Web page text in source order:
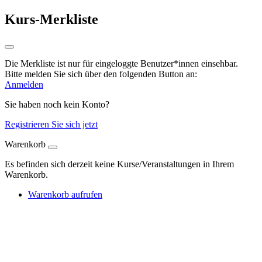
Kurs-Merkliste
Die Merkliste ist nur für eingeloggte Benutzer*innen einsehbar.
Bitte melden Sie sich über den folgenden Button an:
Anmelden
Sie haben noch kein Konto?
Registrieren Sie sich jetzt
Warenkorb
Es befinden sich derzeit keine Kurse/Veranstaltungen in Ihrem
Warenkorb.
Warenkorb aufrufen